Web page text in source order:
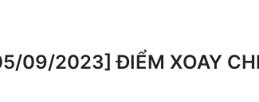
09/2023] ĐIỂM XOAY